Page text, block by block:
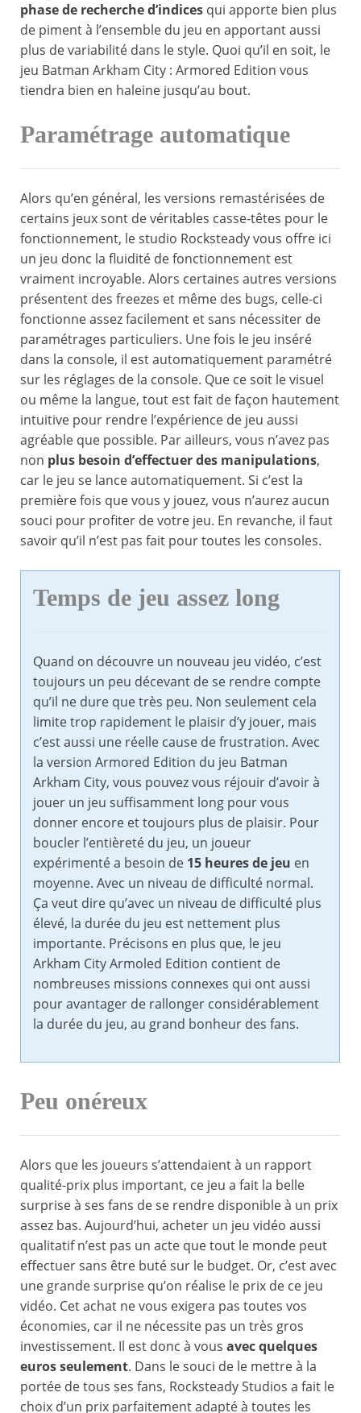
phase de recherche d’indices qui apporte bien plus
de piment à l’ensemble du jeu en apportant aussi
plus de variabilité dans le style. Quoi qu’il en soit, le
jeu Batman Arkham City : Armored Edition vous
tiendra bien en haleine jusqu’au bout.
Paramétrage automatique
Alors qu’en général, les versions remastérisées de
certains jeux sont de véritables casse-têtes pour le
fonctionnement, le studio Rocksteady vous offre ici
un jeu donc la fluidité de fonctionnement est
vraiment incroyable. Alors certaines autres versions
présentent des freezes et même des bugs, celle-ci
fonctionne assez facilement et sans nécessiter de
paramétrages particuliers. Une fois le jeu inséré
dans la console, il est automatiquement paramétré
sur les réglages de la console. Que ce soit le visuel
ou même la langue, tout est fait de façon hautement
intuitive pour rendre l’expérience de jeu aussi
agréable que possible. Par ailleurs, vous n’avez pas
non plus besoin d’effectuer des manipulations,
car le jeu se lance automatiquement. Si c’est la
première fois que vous y jouez, vous n’aurez aucun
souci pour profiter de votre jeu. En revanche, il faut
savoir qu’il n’est pas fait pour toutes les consoles.
Temps de jeu assez long
Quand on découvre un nouveau jeu vidéo, c’est
toujours un peu décevant de se rendre compte
qu’il ne dure que très peu. Non seulement cela
limite trop rapidement le plaisir d’y jouer, mais
c’est aussi une réelle cause de frustration. Avec
la version Armored Edition du jeu Batman
Arkham City, vous pouvez vous réjouir d’avoir à
jouer un jeu suffisamment long pour vous
donner encore et toujours plus de plaisir. Pour
boucler l’entièreté du jeu, un joueur
expérimenté a besoin de 15 heures de jeu en
moyenne. Avec un niveau de difficulté normal.
Ça veut dire qu’avec un niveau de difficulté plus
élevé, la durée du jeu est nettement plus
importante. Précisons en plus que, le jeu
Arkham City Armoled Edition contient de
nombreuses missions connexes qui ont aussi
pour avantager de rallonger considérablement
la durée du jeu, au grand bonheur des fans.
Peu onéreux
Alors que les joueurs s’attendaient à un rapport
qualité-prix plus important, ce jeu a fait la belle
surprise à ses fans de se rendre disponible à un prix
assez bas. Aujourd’hui, acheter un jeu vidéo aussi
qualitatif n’est pas un acte que tout le monde peut
effectuer sans être buté sur le budget. Or, c’est avec
une grande surprise qu’on réalise le prix de ce jeu
vidéo. Cet achat ne vous exigera pas toutes vos
économies, car il ne nécessite pas un très gros
investissement. Il est donc à vous avec quelques
euros seulement. Dans le souci de le mettre à la
portée de tous ses fans, Rocksteady Studios a fait le
choix d’un prix parfaitement adapté à toutes les